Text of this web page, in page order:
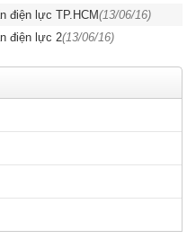
điện lực TP.HCM(13/06/16)
điện lực 2(13/06/16)